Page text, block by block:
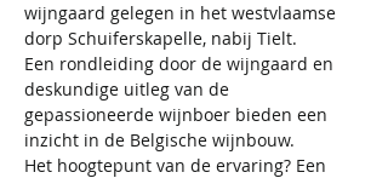
wijngaard gelegen in het westvlaamse
dorp Schuiferskapelle, nabij Tielt.
Een rondleiding door de wijngaard en
deskundige uitleg van de
gepassioneerde wijnboer bieden een
inzicht in de Belgische wijnbouw.
Het hoogtepunt van de ervaring? Een